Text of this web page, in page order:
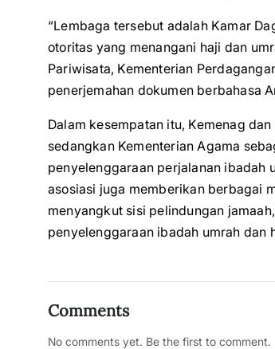
“Lembaga tersebut adalah Kamar
otoritas yang menangani haji dan
Pariwisata, Kementerian
penerjemahan dokumen berbahasa
Dalam kesempatan itu, Kemenag
sedangkan Kementerian Agama
penyelenggaraan perjalanan ibadah
asosiasi juga memberikan berbagai
menyangkut sisi pelindungan
penyelenggaraan ibadah umrah dan
Comments
No comments yet. Be the first to comment.